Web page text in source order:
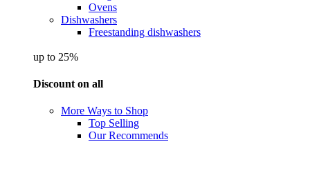
Ovens
Dishwashers
Freestanding dishwashers
up to 25%
Discount on all
More Ways to Shop
Top Selling
Our Recommends